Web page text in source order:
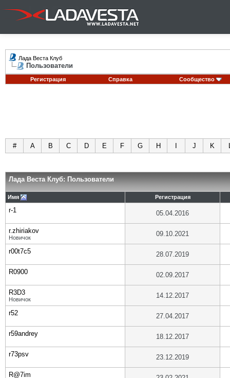
Лада Веста Клуб
Пользователи
Регистрация Справка Сообщество
# A B C D E F G H J K
Лада Веста Клуб: Пользователи
Имя Регистрация
r-1 05.04.2016
r.zhiriakov
Новичок 09.10.2021
r00t7c5 28.07.2019
R0900 02.09.2017
R3D3
Новичок 14.12.2017
r52 27.04.2017
r59andrey 18.12.2017
r73psv 23.12.2019
R@7im